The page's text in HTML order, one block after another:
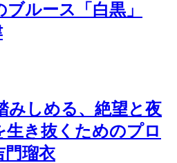
ルース「白黒」
みしめる、絶望と夜
生き抜くためのプロ
門瑠衣